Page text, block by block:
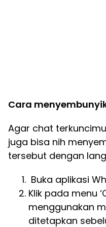
Cara
Agar chat
juga bisa nih
tersebut dengan
Buka aplikasi
Klik pada menu
menggunakan
ditetapkan